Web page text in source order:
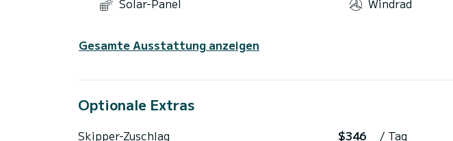
Gesamte Ausstattung anzeigen
Optionale Extras
Skipper-Zuschlag $346 / Tag